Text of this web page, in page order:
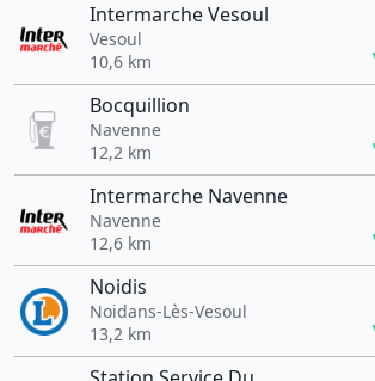
Intermarche Vesoul
Vesoul
10,6 km
Bocquillion
Navenne
12,2 km
Intermarche Navenne
Navenne
12,6 km
Noidis
Noidans-Lès-Vesoul
13,2 km